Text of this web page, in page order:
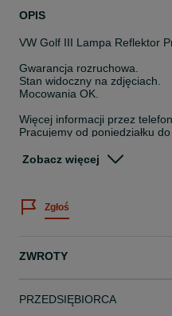
OPIS
VW Golf III Lampa Reflektor
Gwarancja rozruchowa.
Stan widoczny na zdjęciach.
Mocowania OK.
Więcej informacji przez
Pracujemy od poniedziałku
kasacjahajder.pl
Zobacz więcej
Zgłoś
ZWROTY
PRZEDSIĘBIORCA